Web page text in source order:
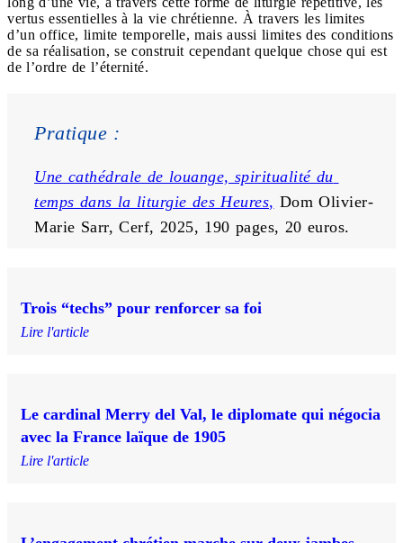
vertus essentielles à la vie chrétienne. À travers les limites
d’un office, limite temporelle, mais aussi limites des conditions
de sa réalisation, se construit cependant quelque chose qui est
de l’ordre de l’éternité.
Pratique :
Une cathédrale de louange, spiritualité du
temps dans la liturgie des Heures, Dom Olivier-
Marie Sarr, Cerf, 2025, 190 pages, 20 euros.
Trois “techs” pour renforcer sa foi
Lire l'article
Le cardinal Merry del Val, le diplomate qui négocia
avec la France laïque de 1905
Lire l'article